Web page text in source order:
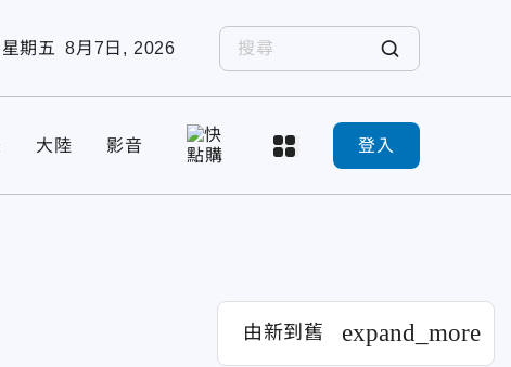
星期五 8月7日, 2026
大陸 影音 登入
由新到舊 expand_more